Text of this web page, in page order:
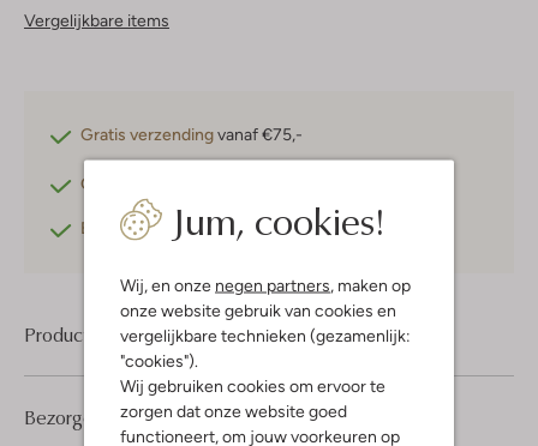
Jum, cookies!
Wij, en onze negen partners , maken op
onze website gebruik van cookies en
vergelijkbare technieken (gezamenlijk:
"cookies").
Wij gebruiken cookies om ervoor te
zorgen dat onze website goed
functioneert, om jouw voorkeuren op
Vergelijkbare items
Gratis verzendingvanaf €75,-
Gratis retourneren
Betaal achterafmet Klarna
Product informatie
Bezorgen & retourneren